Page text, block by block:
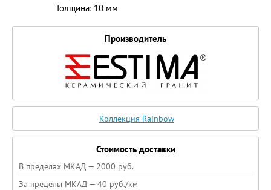
Толщина: 10 мм
Производитель
Коллекция Rainbow
Стоимость доставки
В пределах МКАД — 2000 руб.
За пределы МКАД — 40 руб./км